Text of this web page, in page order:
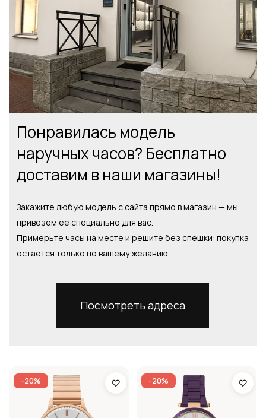
Понравилась модель
наручных часов? Бесплатно
доставим в наши магазины!
Закажите любую модель с сайта прямо в магазин — мы
привезём её специально для вас.
Примерьте часы на месте и решите без спешки: покупка
остаётся только по вашему желанию.
Посмотреть адреса
-20% -20%